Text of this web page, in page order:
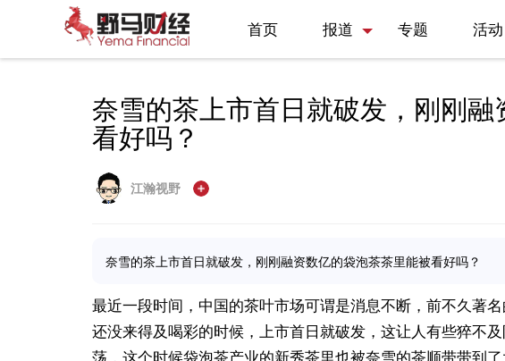
首页 报道 专题 活动
奈雪的茶上市首日就破发，刚刚
看好吗？
江瀚视野
奈雪的茶上市首日就破发，刚刚融资数亿的袋泡茶茶里能被看好吗？
最近一段时间，中国的茶叶市场可谓是消息不断，前不久著
还没来得及喝彩的时候，上市首日就破发，这让人有些猝不